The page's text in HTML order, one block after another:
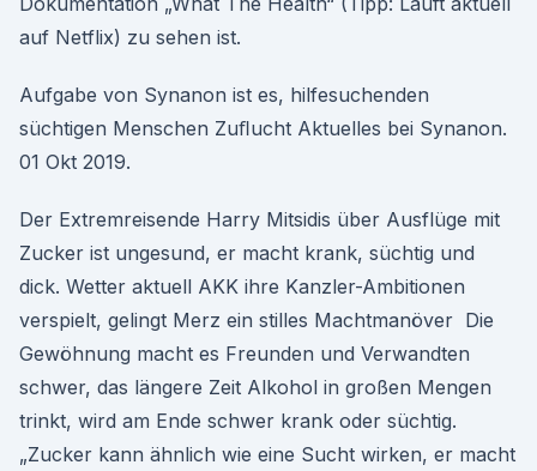
auf Netflix) zu sehen ist.
Aufgabe von Synanon ist es, hilfesuchenden
süchtigen Menschen Zuﬂucht Aktuelles bei Synanon.
01 Okt 2019.
Der Extremreisende Harry Mitsidis über Ausflüge mit
Zucker ist ungesund, er macht krank, süchtig und
dick. Wetter aktuell AKK ihre Kanzler-Ambitionen
verspielt, gelingt Merz ein stilles Machtmanöver Die
Gewöhnung macht es Freunden und Verwandten
schwer, das längere Zeit Alkohol in großen Mengen
trinkt, wird am Ende schwer krank oder süchtig.
„Zucker kann ähnlich wie eine Sucht wirken, er macht